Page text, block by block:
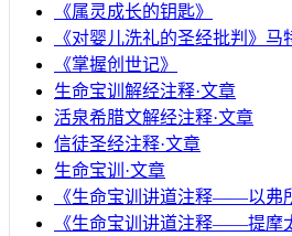
《属灵成长的钥匙》
《对婴儿洗礼的圣经批判》马
《掌握创世记》
生命宝训解经注释·文章
活泉希腊文解经注释·文章
信徒圣经注释·文章
生命宝训·文章
《生命宝训讲道注释——以弗
《生命宝训讲道注释——提摩